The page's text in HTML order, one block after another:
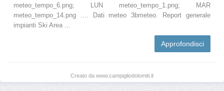
meteo_tempo_6.png; LUN meteo_tempo_1.png; MAR
meteo_tempo_14.png .... Dati meteo 3bmeteo. Report generale
impianti Ski Area ...
Approfondisci
Creato da www.campigliodolomiti.it